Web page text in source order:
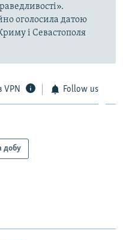
оголосила датою
і Севастополя
VPN Follow us
добу